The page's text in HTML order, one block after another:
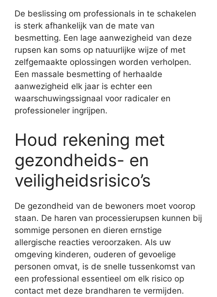
De beslissing om professionals in te schakelen
is sterk afhankelijk van de mate van
besmetting. Een lage aanwezigheid van deze
rupsen kan soms op natuurlijke wijze of met
zelfgemaakte oplossingen worden verholpen.
Een massale besmetting of herhaalde
aanwezigheid elk jaar is echter een
waarschuwingssignaal voor radicaler en
professioneler ingrijpen.
Houd rekening met
gezondheids- en
veiligheidsrisico’s
De gezondheid van de bewoners moet voorop
staan. De haren van processierupsen kunnen bij
sommige personen en dieren ernstige
allergische reacties veroorzaken. Als uw
omgeving kinderen, ouderen of gevoelige
personen omvat, is de snelle tussenkomst van
een professional essentieel om elk risico op
contact met deze brandharen te vermijden.